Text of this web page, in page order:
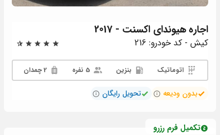
اجارههیوندای اکسنت - 2017
کیش - کد خودرو: 216
اتوماتیک بنزین 2 چمدان
بدون ودیعه تحویل رایگان
تکمیل فرم رزرو